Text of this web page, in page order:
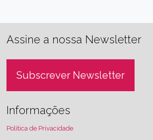
Assine a nossa Newsletter
Subscrever Newsletter
Informações
Política de Privacidade